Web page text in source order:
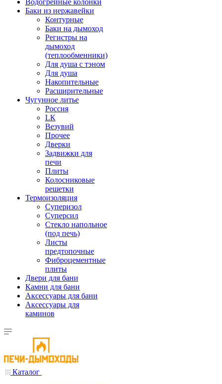
Водогрейные колонки
Баки из нержавейки
Контурные
Баки на дымоход
Регистры на
дымоход
(теплообменники)
Для душа с тэном
Для душа
Накопительные
Расширительные
Чугунное литье
Россия
LК
Везувий
Прочее
Дверки
Задвижки для
печи
Плиты
Колосниковые
решетки
Термоизоляция
Суперизол
Суперсил
Стекло напольное
(под печь)
Листы
предтопочные
Фиброцементные
плиты
Двери для бани
Камни для бани
Аксессуары для бани
Аксессуары для
каминов
Каталог